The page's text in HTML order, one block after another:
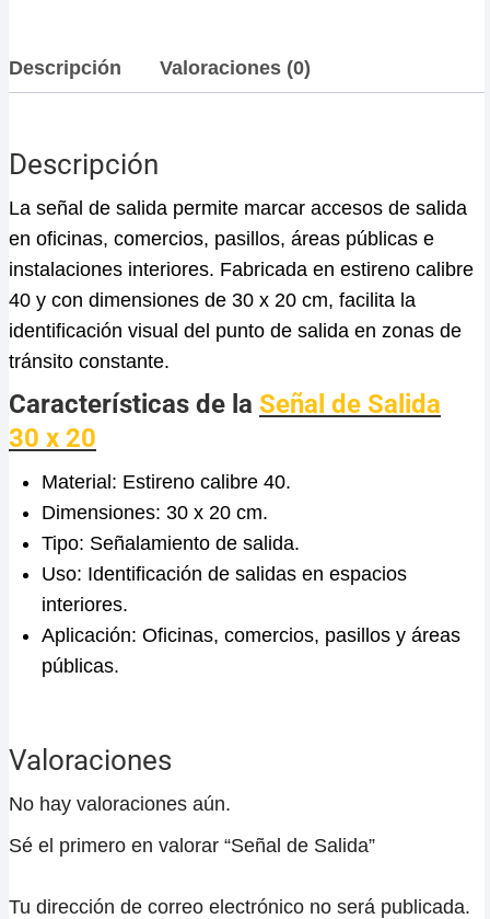
Descripción Valoraciones (0)
Descripción
La señal de salida permite marcar accesos de salida
en oficinas, comercios, pasillos, áreas públicas e
instalaciones interiores. Fabricada en estireno calibre
40 y con dimensiones de 30 x 20 cm, facilita la
identificación visual del punto de salida en zonas de
tránsito constante.
Características de la Señal de Salida
30 x 20
Material: Estireno calibre 40.
Dimensiones: 30 x 20 cm.
Tipo: Señalamiento de salida.
Uso: Identificación de salidas en espacios
interiores.
Aplicación: Oficinas, comercios, pasillos y áreas
públicas.
Valoraciones
No hay valoraciones aún.
Sé el primero en valorar “Señal de Salida”
Tu dirección de correo electrónico no será publicada.